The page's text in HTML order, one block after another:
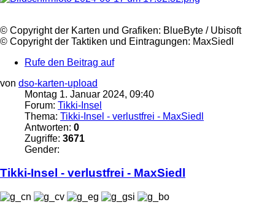
©️ Copyright der Karten und Grafiken: BlueByte / Ubisoft
©️ Copyright der Taktiken und Eintragungen: MaxSiedl
Rufe den Beitrag auf
von dso-karten-upload
Montag 1. Januar 2024, 09:40
Forum: Tikki-Insel
Thema: Tikki-Insel - verlustfrei - MaxSiedl
Antworten: 0
Zugriffe: 3671
Gender:
Tikki-Insel - verlustfrei - MaxSiedl